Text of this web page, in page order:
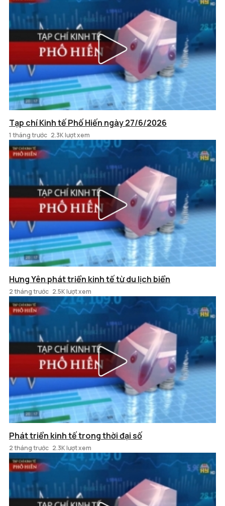
Tạp chí Kinh tế Phố Hiến ngày 27/6/2026
1 tháng trước 2.3K lượt xem
Hưng Yên phát triển kinh tế từ du lịch biển
2 tháng trước 2.5K lượt xem
Phát triển kinh tế trong thời đại số
2 tháng trước 2.3K lượt xem